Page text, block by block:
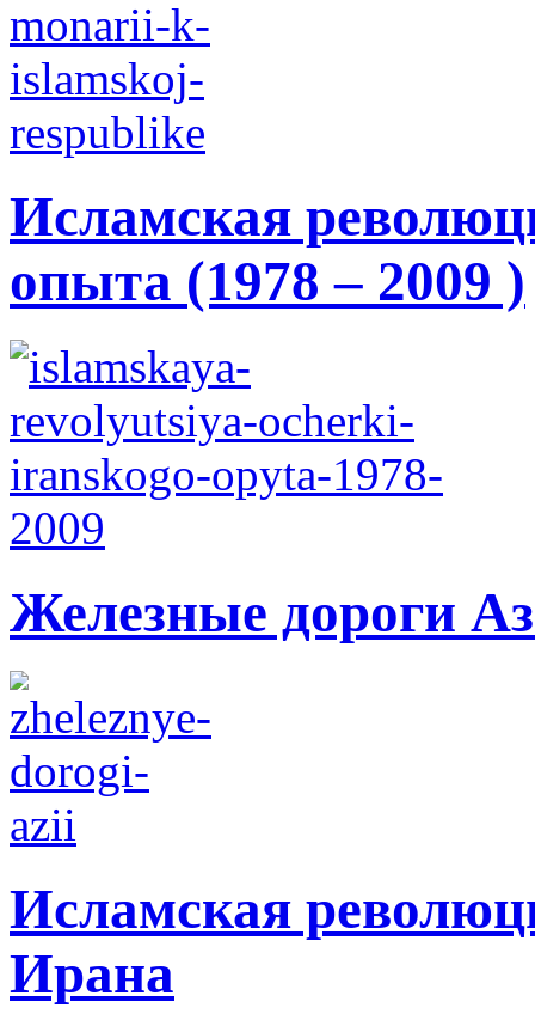
Исламская
опыта (1978 – 2009 )
Железные дороги
Исламская
Ирана